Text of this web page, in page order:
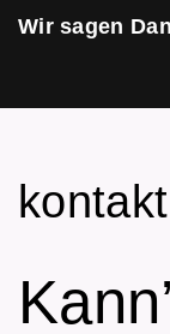
Wir sagen
kontakt